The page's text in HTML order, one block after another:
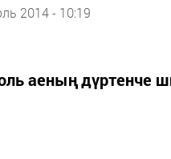
2014 - 10:19
аеның дүртенче